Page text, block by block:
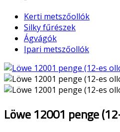
Kerti metszőollók
Silky fűrészek
Ágvágók
Ipari metszőollók
Löwe 12001 penge